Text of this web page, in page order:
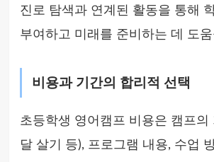
진로 탐색과 연계된 활동을 통해
부여하고 미래를 준비하는 데 도
비용과 기간의 합리적 선택
초등학생 영어캠프 비용은 캠프의
달 살기 등), 프로그램 내용, 수업